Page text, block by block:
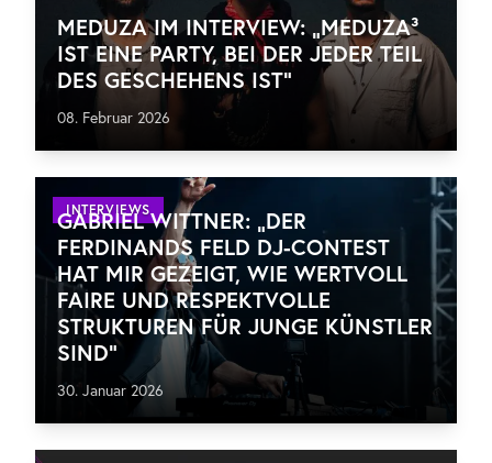
MEDUZA IM INTERVIEW: „MEDUZA³
IST EINE PARTY, BEI DER JEDER TEIL
DES GESCHEHENS IST“
08. Februar 2026
INTERVIEWS
GABRIEL WITTNER: „DER
FERDINANDS FELD DJ-CONTEST
HAT MIR GEZEIGT, WIE WERTVOLL
FAIRE UND RESPEKTVOLLE
STRUKTUREN FÜR JUNGE KÜNSTLER
SIND“
30. Januar 2026